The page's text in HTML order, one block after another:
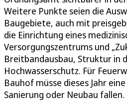
Weitere Punkte seien die
Baugebiete, auch mit
die Einrichtung eines
Versorgungszentrums und
Breitbandausbau, Struktur in
Hochwasserschutz. Für
Bauhof müsse dieses Jahr
Sanierung oder Neubau fallen.